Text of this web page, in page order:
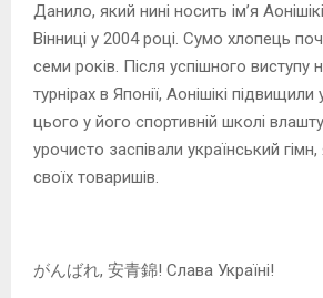
Данило, який нині носить ім’я
Вінниці у 2004 році. Сумо хлопець
семи років. Після успішного виступу
турнірах в Японії, Аонішікі підвищили
цього у його спортивній школі
урочисто заспівали український
своїх товаришів.
がんばれ, 安青錦! Слава Україні!